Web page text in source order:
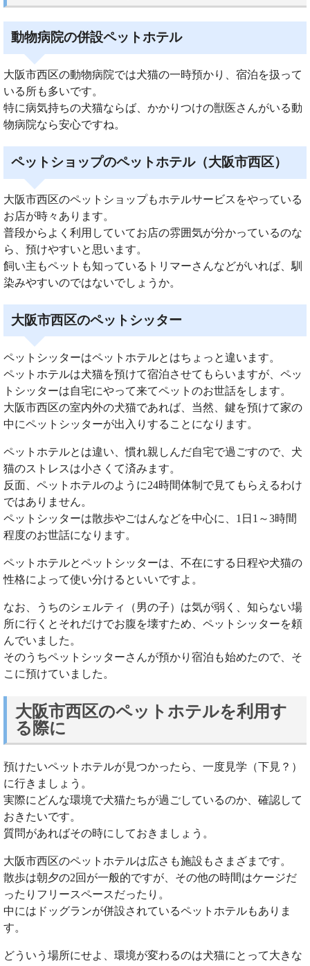
動物病院の併設ペットホテル
大阪市西区の動物病院では犬猫の一時預かり、宿泊を扱って
いる所も多いです。
特に病気持ちの犬猫ならば、かかりつけの獣医さんがいる動
物病院なら安心ですね。
ペットショップのペットホテル（大阪市西区）
大阪市西区のペットショップもホテルサービスをやっている
お店が時々あります。
普段からよく利用していてお店の雰囲気が分かっているのな
ら、預けやすいと思います。
飼い主もペットも知っているトリマーさんなどがいれば、馴
染みやすいのではないでしょうか。
大阪市西区のペットシッター
ペットシッターはペットホテルとはちょっと違います。
ペットホテルは犬猫を預けて宿泊させてもらいますが、ペッ
トシッターは自宅にやって来てペットのお世話をします。
大阪市西区の室内外の犬猫であれば、当然、鍵を預けて家の
中にペットシッターが出入りすることになります。
ペットホテルとは違い、慣れ親しんだ自宅で過ごすので、犬
猫のストレスは小さくて済みます。
反面、ペットホテルのように24時間体制で見てもらえるわけ
ではありません。
ペットシッターは散歩やごはんなどを中心に、1日1～3時間
程度のお世話になります。
ペットホテルとペットシッターは、不在にする日程や犬猫の
性格によって使い分けるといいですよ。
なお、うちのシェルティ（男の子）は気が弱く、知らない場
所に行くとそれだけでお腹を壊すため、ペットシッターを頼
んでいました。
そのうちペットシッターさんが預かり宿泊も始めたので、そ
こに預けていました。
大阪市西区のペットホテルを利用す
る際に
預けたいペットホテルが見つかったら、一度見学（下見？）
に行きましょう。
実際にどんな環境で犬猫たちが過ごしているのか、確認して
おきたいです。
質問があればその時にしておきましょう。
大阪市西区のペットホテルは広さも施設もさまざまです。
散歩は朝夕の2回が一般的ですが、その他の時間はケージだ
ったりフリースペースだったり。
中にはドッグランが併設されているペットホテルもありま
す。
どういう場所にせよ、環境が変わるのは犬猫にとって大きな